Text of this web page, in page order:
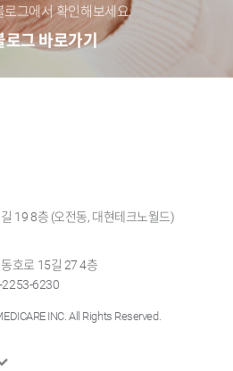
로그에서 확인해보세요.
그 바로가기
19 8층 (오전동, 대현테크노월드)
호로 15길 27 4층
2253-6230
INC. All Rights Reserved.